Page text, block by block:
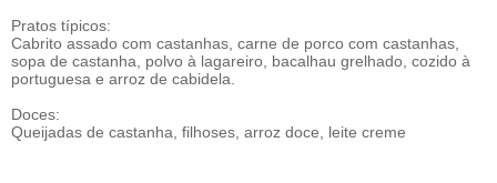
Pratos típicos:
Cabrito assado com castanhas, carne de porco com castanhas,
sopa de castanha, polvo à lagareiro, bacalhau grelhado, cozido à
portuguesa e arroz de cabidela.
Doces:
Queijadas de castanha, filhoses, arroz doce, leite creme